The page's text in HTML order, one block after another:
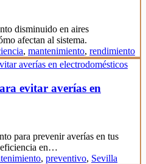
disminuido en aires
afectan al sistema.
, mantenimiento, rendimiento
evitar averías en
para prevenir averías en tus
eficiencia en…
, preventivo, Sevilla